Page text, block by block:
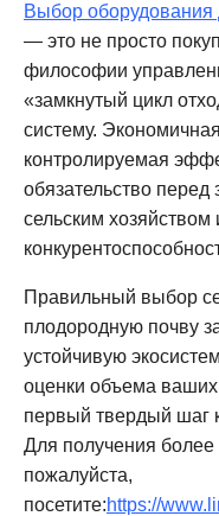
Выбор
— это не просто
философии
«замкнутый цикл
систему.
контролируемая
обязательство
сельским хозяйством
Правильный выбор
плодородную почву
устойчивую
оценки объема
первый твердый шаг
Для получения
пожалуйста,
посетите:https://